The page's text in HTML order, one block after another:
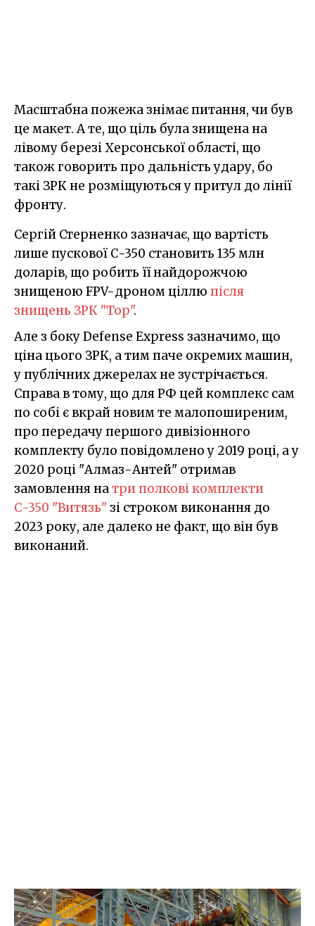
Масштабна пожежа знімає питання, чи був
це макет. А те, що ціль була знищена на
лівому березі Херсонської області, що
також говорить про дальність удару, бо
такі ЗРК не розміщуються у притул до лінії
фронту.
Сергій Стерненко зазначає, що вартість
лише пускової С-350 становить 135 млн
доларів, що робить її найдорожчою
знищеною FPV-дроном ціллю після
знищень ЗРК "Тор".
Але з боку Defense Express зазначимо, що
ціна цього ЗРК, а тим паче окремих машин,
у публічних джерелах не зустрічається.
Справа в тому, що для РФ цей комплекс сам
по собі є вкрай новим те малопоширеним,
про передачу першого дивізіонного
комплекту було повідомлено у 2019 році, а у
2020 році "Алмаз-Антей" отримав
замовлення натри полкові комплекти
С-350 "Витязь" зі строком виконання до
2023 року, але далеко не факт, що він був
виконаний.